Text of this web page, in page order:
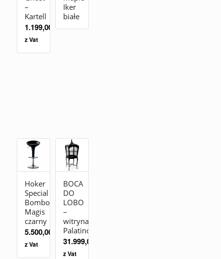
–
Kartell
1.199,00 zł
z Vat
Iker
białe
Hoker
Special
Bombo
Magis
czarny
5.500,00
z Vat
BOCA
DO
LOBO
–
witryna
Palatino
31.999,00
z Vat